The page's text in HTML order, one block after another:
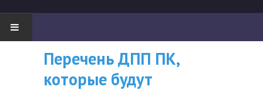
НОВОСТИ
"Боевая" русистика
ВНИМАНИЮ
СЛУШАТЕЛЕЙ, У
Перечень ДПП ПК,
которые будут